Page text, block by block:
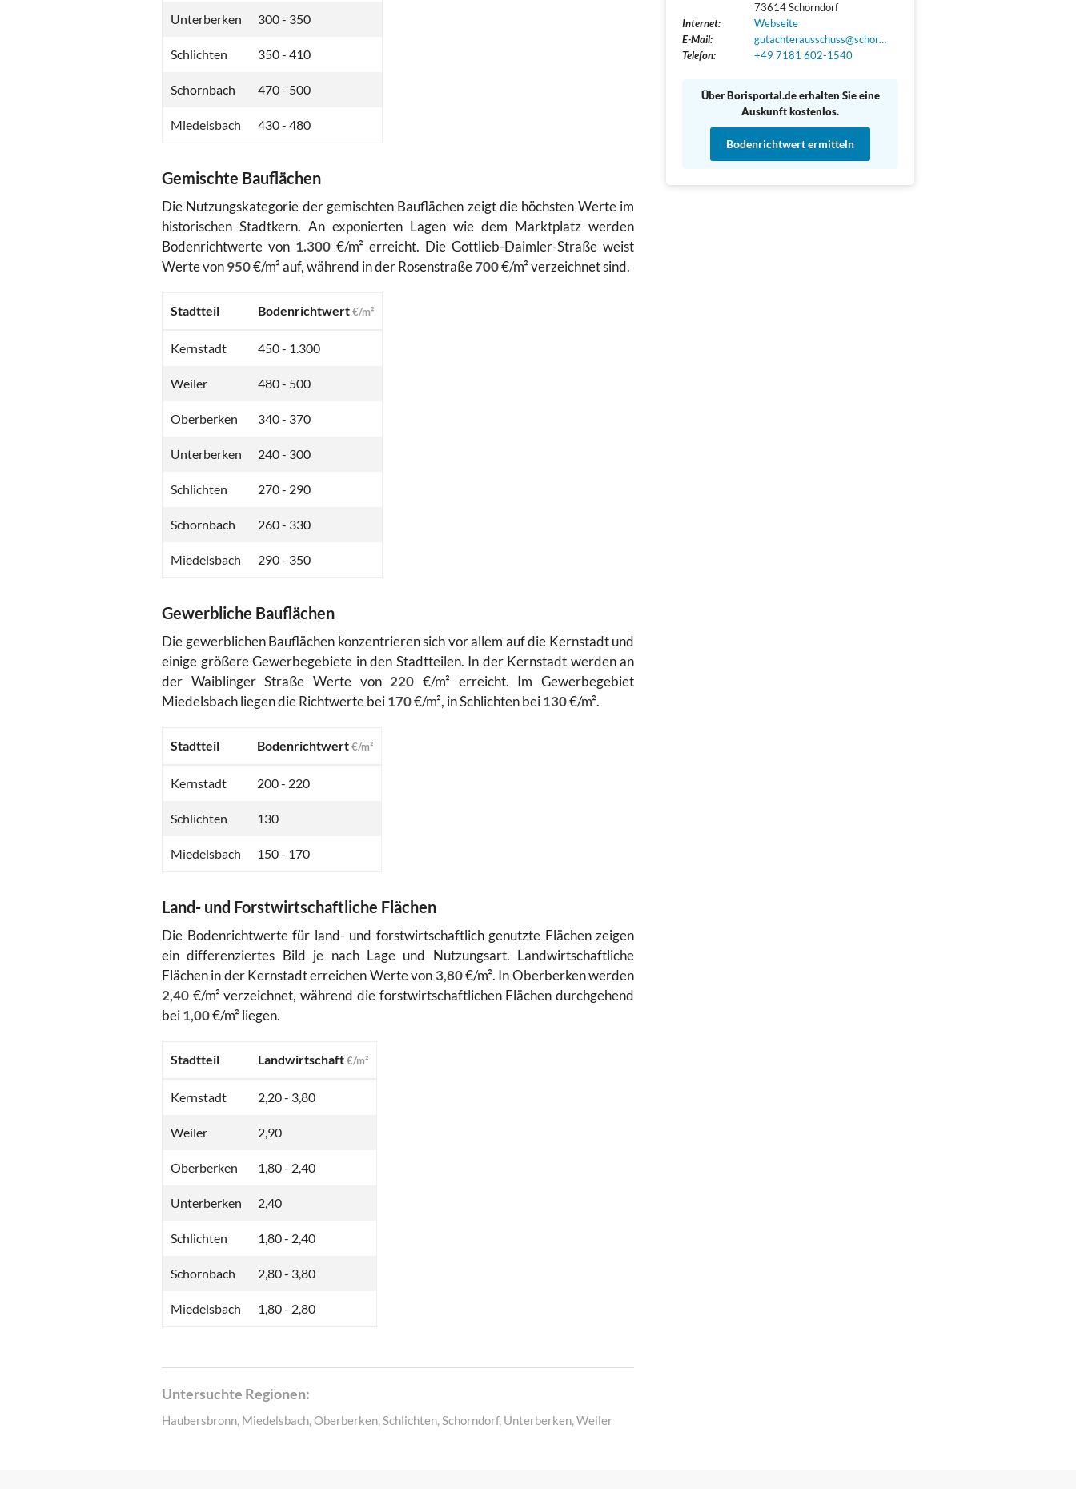
Unterberken 300 - 350
Schlichten 350 - 410
Schornbach 470 - 500
Miedelsbach 430 - 480
Gemischte Bauflächen
Die Nutzungskategorie der gemischten Bauflächen zeigt die höchsten Werte im
historischen Stadtkern. An exponierten Lagen wie dem Marktplatz werden
Bodenrichtwerte von 1.300 €/m² erreicht. Die Gottlieb-Daimler-Straße weist
Werte von950€/m² auf, während in der Rosenstraße700€/m² verzeichnet sind.
Stadtteil Bodenrichtwert€/m²
Kernstadt 450 - 1.300
Weiler 480 - 500
Oberberken 340 - 370
Unterberken 240 - 300
Schlichten 270 - 290
Schornbach 260 - 330
Miedelsbach 290 - 350
Gewerbliche Bauflächen
Die gewerblichen Bauflächen konzentrieren sich vor allem auf die Kernstadt und
einige größere Gewerbegebiete in den Stadtteilen. In der Kernstadt werden an
der Waiblinger Straße Werte von 220 €/m² erreicht. Im Gewerbegebiet
Miedelsbach liegen die Richtwerte bei170€/m², in Schlichten bei130€/m².
Stadtteil Bodenrichtwert€/m²
Kernstadt 200 - 220
Schlichten 130
Miedelsbach 150 - 170
Land- und Forstwirtschaftliche Flächen
Die Bodenrichtwerte für land- und forstwirtschaftlich genutzte Flächen zeigen
ein differenziertes Bild je nach Lage und Nutzungsart. Landwirtschaftliche
Flächen in der Kernstadt erreichen Werte von 3,80€/m². In Oberberken werden
2,40 €/m² verzeichnet, während die forstwirtschaftlichen Flächen durchgehend
bei1,00€/m² liegen.
Stadtteil Landwirtschaft€/m²
Kernstadt 2,20 - 3,80
Weiler 2,90
Oberberken 1,80 - 2,40
Unterberken 2,40
Schlichten 1,80 - 2,40
Schornbach 2,80 - 3,80
Miedelsbach 1,80 - 2,80
Untersuchte Regionen:
Haubersbronn, Miedelsbach, Oberberken, Schlichten, Schorndorf, Unterberken, Weiler
73614 Schorndorf
Internet:
Webseite
E-Mail:
gutachterausschuss@schorndorf.de
Telefon:
+49 7181 602-1540
Über Borisportal.de erhalten Sie eine
Auskunft kostenlos.
Bodenrichtwert ermitteln